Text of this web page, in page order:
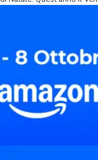
Novembre, ma già da